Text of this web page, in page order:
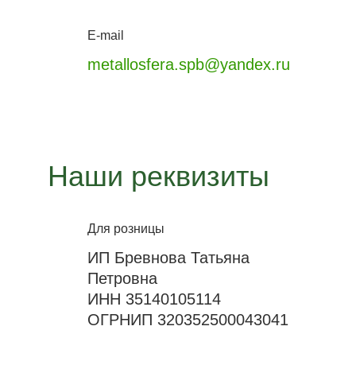
E-mail
metallosfera.spb@yandex.ru
Наши реквизиты
Для розницы
ИП Бревнова Татьяна
Петровна
ИНН 35140105114
ОГРНИП 320352500043041